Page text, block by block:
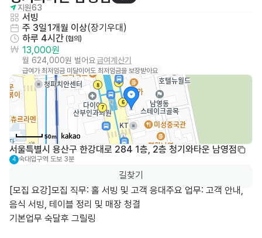
지원63
서빙
주 3일1개월 이상(장기우대 )
하루 4시간 (협의)
13,000원
월 624,000원 벌어요급여계산기
급여가 최저임금 미달이어도 최저임금을 보장받아요
50m
서울특별시 용산구 한강대로 284 1층, 2층 청기와타운 남영점
4 숙대입구역 도보 3분
길찾기
[모집 요강]모집 직무: 홀 서빙 및 고객 응대주요 업무: 고객 안내,
음식 서빙, 테이블 정리 및 매장 청결
기본업무 숙달후 그릴링